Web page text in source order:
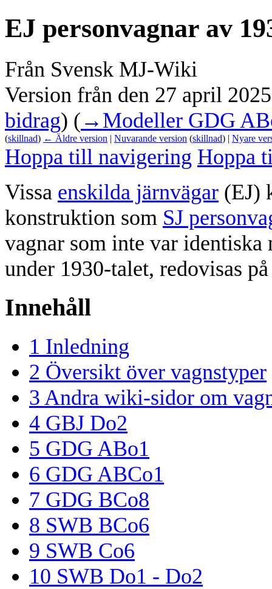
EJ personvagnar av
Från Svensk MJ-Wiki
Version från den 27 april
bidrag) ( →‎Modeller GDG
(skillnad) ← Äldre version | Nuvarande version (skillnad) | Nyare
Hoppa till navigering Hoppa
Vissa enskilda järnvägar (EJ)
konstruktion som SJ
vagnar som inte var identiska
under 1930-talet, redovisas
Innehåll
1 Inledning
2 Översikt över vagnstyper
3 Andra wiki-sidor om
4 GBJ Do2
5 GDG ABo1
6 GDG ABCo1
7 GDG BCo8
8 SWB BCo6
9 SWB Co6
10 SWB Do1 - Do2